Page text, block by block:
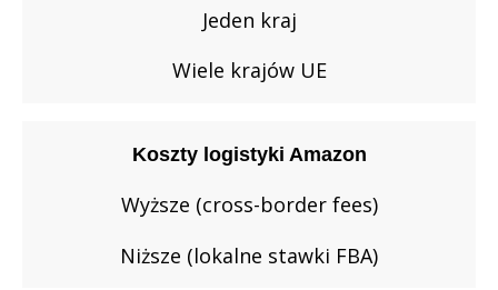
Jeden kraj
Wiele krajów UE
Koszty logistyki Amazon
Wyższe (cross-border fees)
Niższe (lokalne stawki FBA)